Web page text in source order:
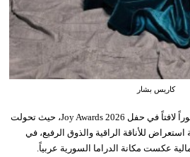
كاريس بشار
سجّلت النجمات السوريات حضوراً لافتاً في حفل Joy Awards 2026، حيث تحولت
للأناقة الراقية والذوق الرفيع، في
عكست مكانة الدراما السورية عربياً.